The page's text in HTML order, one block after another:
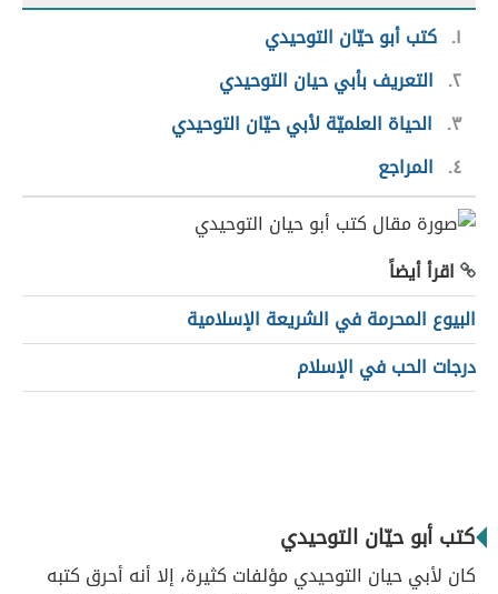
١ كتب أبو حيّان التوحيدي
٢ التعريف بأبي حيان التوحيدي
٣
الحياة العلميّة لأبي حيّان التوحيدي
٤
المراجع
اقرأ أيضاً
البيوع المحرمة في الشريعة الإسلامية
درجات الحب في الإسلام
كتب أبو حيّان التوحيدي
كان لأبي حيان التوحيدي مؤلفات كثيرة، إلا أنه أحرق كتبه